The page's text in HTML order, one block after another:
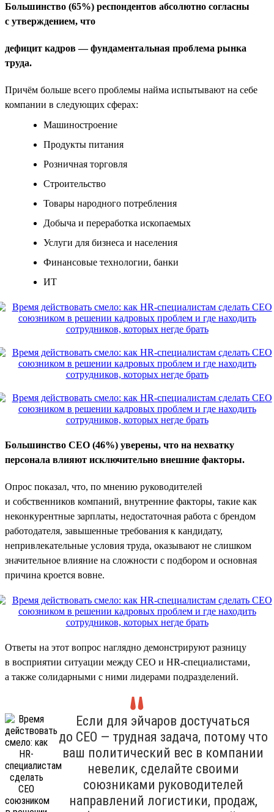
Большинство (65%) респондентов абсолютно согласны
с утверждением, что
дефицит кадров — фундаментальная проблема рынка
труда.
Причём больше всего проблемы найма испытывают на себе
компании в следующих сферах:
Машиностроение
Продукты питания
Розничная торговля
Строительство
Товары народного потребления
Добыча и переработка ископаемых
Услуги для бизнеса и населения
Финансовые технологии, банки
ИТ
Большинство CEO (46%) уверены, что на нехватку
персонала влияют исключительно внешние факторы.
Опрос показал, что, по мнению руководителей
и собственников компаний, внутренние факторы, такие как
неконкурентные зарплаты, недостаточная работа с брендом
работодателя, завышенные требования к кандидату,
непривлекательные условия труда, оказывают не слишком
значительное влияние на сложности с подбором и основная
причина кроется вовне.
Ответы на этот вопрос наглядно демонстрируют разницу
в восприятии ситуации между CEO и HR-специалистами,
а также солидарными с ними лидерами подразделений.
Если для эйчаров достучаться
до CEO — трудная задача, потому что
ваш политический вес в компании
невелик, сделайте своими
союзниками руководителей
направлений логистики, продаж,